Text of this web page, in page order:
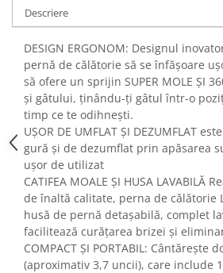
Fiare de calcat si masini de cusut
Ingrijire Locuinta
Purificatoare de aer
Fashion
Bijuterii
Ceasuri barbatesti
Ceasuri dama
Cutii, curele si accesorii ceasuri
Genti si accesorii barbati
Genti si accesorii femei
Imbracaminte barbati
Imbracaminte femei
Imbracaminte si Incaltaminte copii
Descriere
DESIGN ERGONOM: Designul
pernă de călătorie să se înfășoare
să ofere un sprijin SUPER MOLE ȘI
și gâtului, ținându-ți gâtul într-o
timp ce te odihnești.
UȘOR DE UMFLAT ȘI DEZUMFLAT
gură și de dezumflat prin apăsarea
ușor de utilizat
CATIFEA MOALE ȘI HUSA LAVABILĂ
de înaltă calitate, perna de călătorie
husă de pernă detașabilă, complet
facilitează curățarea brizei și
COMPACT ȘI PORTABIL: Cântărește
(aproximativ 3,7 uncii), care include